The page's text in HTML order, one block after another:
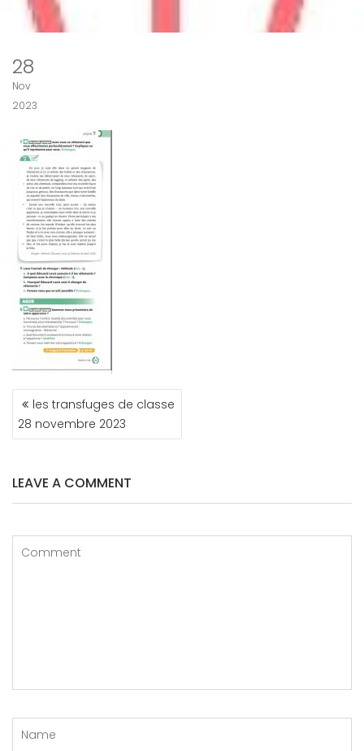
28
Nov
2023
NAVIGATION
DE
L’ARTICLE
les transfuges de classe
28 novembre 2023
LEAVE A COMMENT